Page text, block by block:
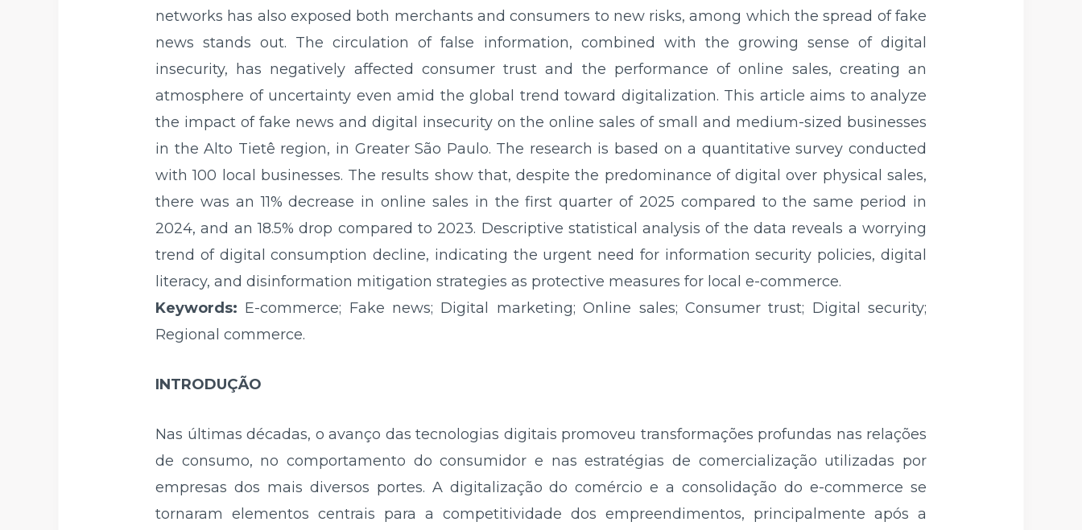
networks has also exposed both merchants and consumers to new risks, among which the spread of fake
news stands out. The circulation of false information, combined with the growing sense of digital
insecurity, has negatively affected consumer trust and the performance of online sales, creating an
atmosphere of uncertainty even amid the global trend toward digitalization. This article aims to analyze
the impact of fake news and digital insecurity on the online sales of small and medium-sized businesses
in the Alto Tietê region, in Greater São Paulo. The research is based on a quantitative survey conducted
with 100 local businesses. The results show that, despite the predominance of digital over physical sales,
there was an 11% decrease in online sales in the first quarter of 2025 compared to the same period in
2024, and an 18.5% drop compared to 2023. Descriptive statistical analysis of the data reveals a worrying
trend of digital consumption decline, indicating the urgent need for information security policies, digital
literacy, and disinformation mitigation strategies as protective measures for local e-commerce.
Keywords: E-commerce; Fake news; Digital marketing; Online sales; Consumer trust; Digital security;
Regional commerce.
INTRODUÇÃO
Nas últimas décadas, o avanço das tecnologias digitais promoveu transformações profundas nas relações
de consumo, no comportamento do consumidor e nas estratégias de comercialização utilizadas por
empresas dos mais diversos portes. A digitalização do comércio e a consolidação do e-commerce se
tornaram elementos centrais para a competitividade dos empreendimentos, principalmente após a